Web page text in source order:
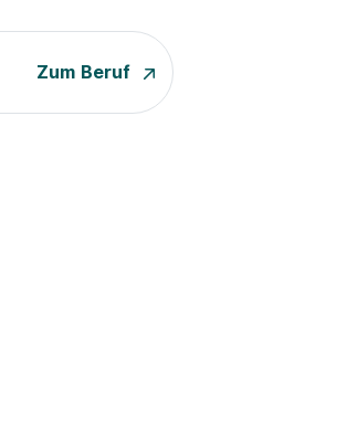
Zum Beruf